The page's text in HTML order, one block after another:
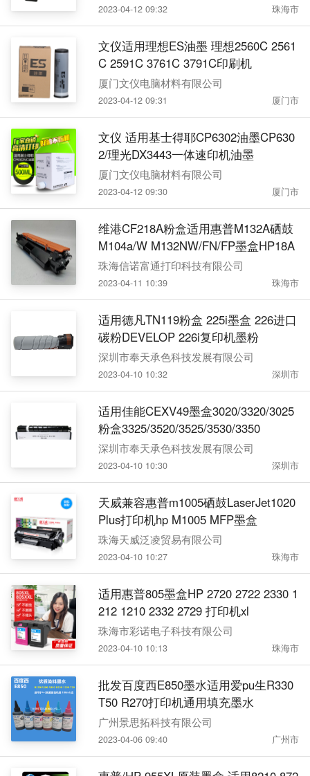
2023-04-12 09:32 珠海市
文仪适用理想ES油墨 理想2560C 2561
C 2591C 3761C 3791C印刷机
厦门文仪电脑材料有限公司
2023-04-12 09:31 厦门市
文仪 适用基士得耶CP6302油墨CP630
2/理光DX3443一体速印机油墨
厦门文仪电脑材料有限公司
2023-04-12 09:30 厦门市
维港CF218A粉盒适用惠普M132A硒鼓
M104a/W M132NW/FN/FP墨盒HP18A
珠海信诺富通打印科技有限公司
2023-04-11 10:39 珠海市
适用德凡TN119粉盒 225i墨盒 226进口
碳粉DEVELOP 226i复印机墨粉
深圳市奉天承色科技发展有限公司
2023-04-10 10:32 深圳市
适用佳能CEXV49墨盒3020/3320/3025
粉盒3325/3520/3525/3530/3350
深圳市奉天承色科技发展有限公司
2023-04-10 10:30 深圳市
天威兼容惠普m1005硒鼓LaserJet1020
Plus打印机hp M1005 MFP墨盒
珠海天威泛凌贸易有限公司
2023-04-10 10:27 珠海市
适用惠普805墨盒HP 2720 2722 2330 1
212 1210 2332 2729 打印机xl
珠海市彩诺电子科技有限公司
2023-04-10 10:13 珠海市
批发百度西E850墨水适用爱pu生R330
T50 R270打印机通用填充墨水
广州景思拓科技有限公司
2023-04-06 09:40 广州市